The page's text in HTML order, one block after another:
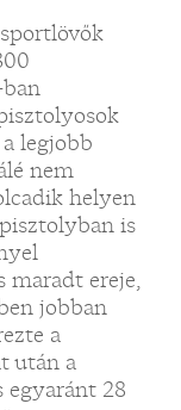
legjobb
nem
helyen
is
maradt ereje,
jobban
a
után a
egyaránt 28